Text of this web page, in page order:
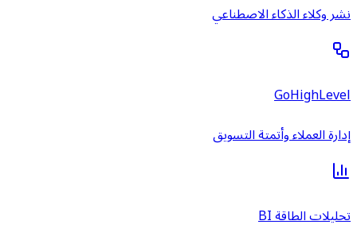
نشر وكلاء الذكاء الاصطناعي
GoHighLevel
إدارة العملاء وأتمتة التسويق
تحليلات الطاقة BI